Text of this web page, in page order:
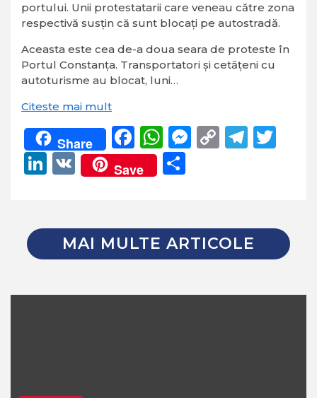
portului. Unii protestatarii care veneau către zona
respectivă susţin că sunt blocaţi pe autostradă.
Aceasta este cea de-a doua seara de proteste în
Portul Constanţa. Transportatori și cetățeni cu
autoturisme au blocat, luni…
Citeste mai mult
Share Facebook
WhatsApp
Messenger
Copy
LinkedIn
VK Save
MAI MULTE ARTICOLE